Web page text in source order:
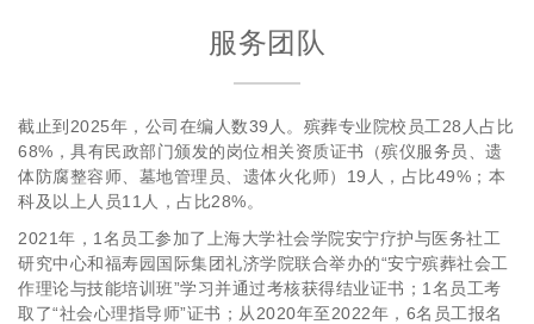
服务团队
截止到2025年，公司在编人数39人。殡葬专业院校员工28人占比
68%，具有民政部门颁发的岗位相关资质证书（殡仪服务员、遗
体防腐整容师、墓地管理员、遗体火化师）19人，占比49%；本
科及以上人员11人，占比28%。
2021年，1名员工参加了上海大学社会学院安宁疗护与医务社工
研究中心和福寿园国际集团礼济学院联合举办的“安宁殡葬社会工
作理论与技能培训班”学习并通过考核获得结业证书；1名员工考
取了“社会心理指导师”证书；从2020年至2022年，6名员工报名